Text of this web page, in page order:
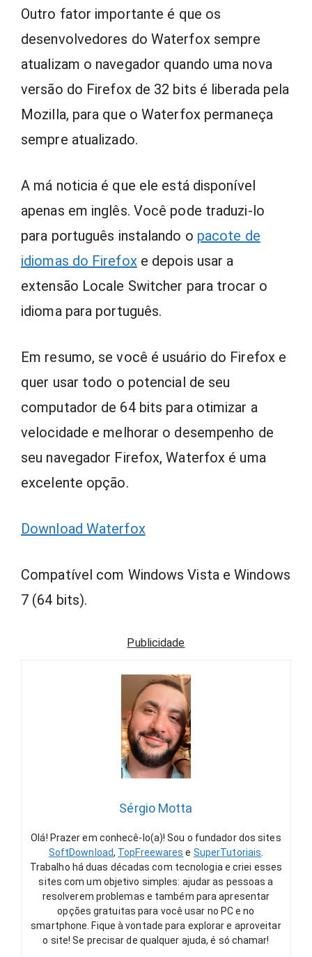
Outro fator importante é que os
desenvolvedores do Waterfox sempre
atualizam o navegador quando uma nova
versão do Firefox de 32 bits é liberada pela
Mozilla, para que o Waterfox permaneça
sempre atualizado.
A má noticia é que ele está disponível
apenas em inglês. Você pode traduzi-lo
para português instalando o pacote de
idiomas do Firefoxe depois usar a
extensão Locale Switcher para trocar o
idioma para português.
Em resumo, se você é usuário do Firefox e
quer usar todo o potencial de seu
computador de 64 bits para otimizar a
velocidade e melhorar o desempenho de
seu navegador Firefox, Waterfox é uma
excelente opção.
Download Waterfox
Compatível com Windows Vista e Windows
7 (64 bits).
Publicidade
Sérgio Motta
Olá! Prazer em conhecê-lo(a)! Sou o fundador dos sites
SoftDownload, TopFreewares e SuperTutoriais
Trabalho há duas décadas com tecnologia e criei esses
sites com um objetivo simples: ajudar as pessoas a
resolverem problemas e também para apresentar
opções gratuitas para você usar no PC e no
smartphone. Fique à vontade para explorar e aproveitar
o site! Se precisar de qualquer ajuda, é só chamar!